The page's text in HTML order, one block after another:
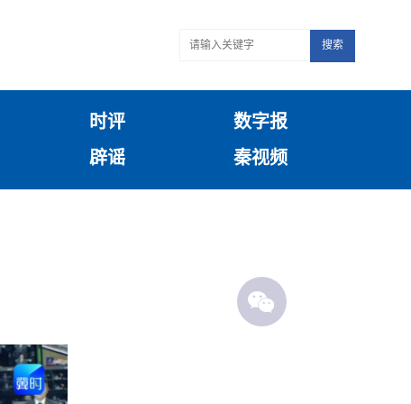
搜索
时评
数字报
辟谣 秦视频